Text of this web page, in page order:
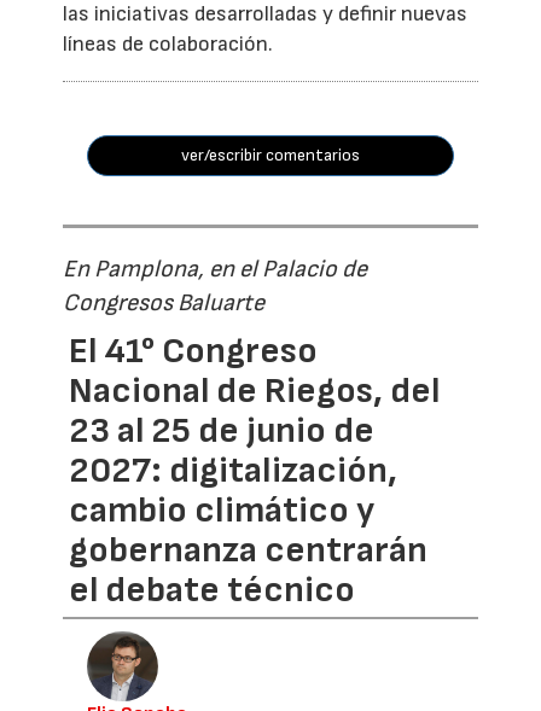
las iniciativas desarrolladas y definir nuevas
líneas de colaboración.
ver/escribir comentarios
En Pamplona, en el Palacio de
Congresos Baluarte
El 41° Congreso
Nacional de Riegos, del
23 al 25 de junio de
2027: digitalización,
cambio climático y
gobernanza centrarán
el debate técnico